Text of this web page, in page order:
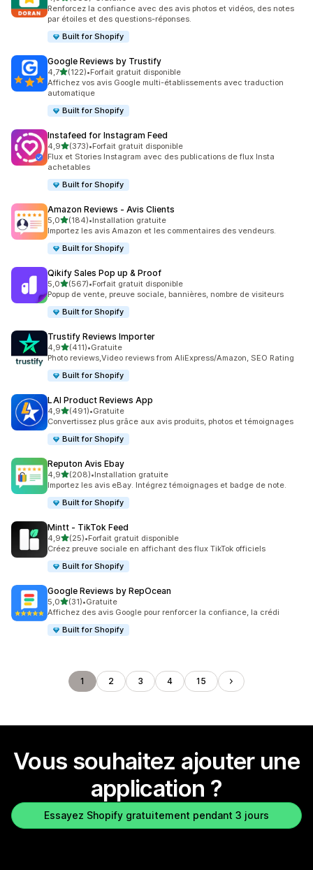
688 avis au total
Renforcez la confiance avec des avis photos et vidéos, des notes
par étoiles et des questions-réponses.
Built for Shopify
Google Reviews by Trustify
4,7étoile(s) sur 5
(122)
122 avis au total
•Forfait gratuit disponible
Affichez vos avis Google multi-établissements avec traduction
automatique
Built for Shopify
Instafeed for Instagram Feed
4,9étoile(s) sur 5
(373)
373 avis au total
•Forfait gratuit disponible
Flux et Stories Instagram avec des publications de flux Insta
achetables
Built for Shopify
Amazon Reviews ‑ Avis Clients
5,0étoile(s) sur 5
(184)
184 avis au total
•Installation gratuite
Importez les avis Amazon et les commentaires des vendeurs.
Built for Shopify
Qikify Sales Pop up & Proof
5,0étoile(s) sur 5
(567)
567 avis au total
•Forfait gratuit disponible
Popup de vente, preuve sociale, bannières, nombre de visiteurs
Built for Shopify
Trustify Reviews Importer
4,9étoile(s) sur 5
(411)
411 avis au total
•Gratuite
Photo reviews,Video reviews from AliExpress/Amazon, SEO Rating
Built for Shopify
LAI Product Reviews App
4,9étoile(s) sur 5
(491)
491 avis au total
•Gratuite
Convertissez plus grâce aux avis produits, photos et témoignages
Built for Shopify
Reputon Avis Ebay
4,9étoile(s) sur 5
(208)
208 avis au total
•Installation gratuite
Importez les avis eBay. Intégrez témoignages et badge de note.
Built for Shopify
Mintt ‑ TikTok Feed
4,9étoile(s) sur 5
(25)
25 avis au total
•Forfait gratuit disponible
Créez preuve sociale en affichant des flux TikTok officiels
Built for Shopify
Google Reviews by RepOcean
5,0étoile(s) sur 5
(31)
31 avis au total
•Gratuite
Affichez des avis Google pour renforcer la confiance, la crédi
Built for Shopify
1 2 3 4 15
Vous souhaitez ajouter une
application ?
Essayez Shopify gratuitement pendant 3 jours